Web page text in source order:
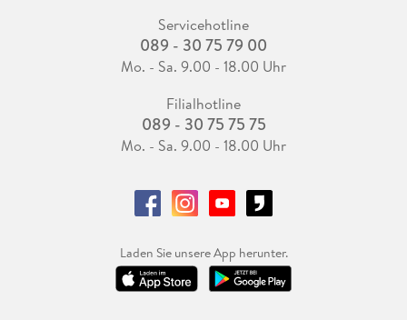
Servicehotline
089 - 30 75 79 00
Mo. - Sa. 9.00 - 18.00 Uhr
Filialhotline
089 - 30 75 75 75
Mo. - Sa. 9.00 - 18.00 Uhr
Laden Sie unsere App herunter.